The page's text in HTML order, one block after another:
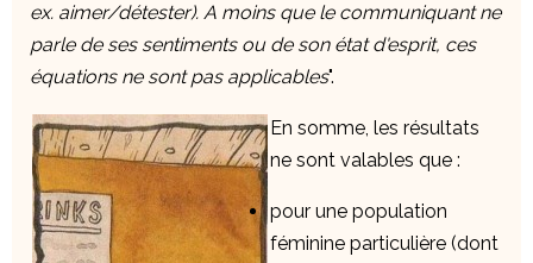
ex. aimer/détester). A moins que le communiquant ne
parle de ses sentiments ou de son état d'esprit, ces
équations ne sont pas applicables".
En somme, les résultats
ne sont valables que :
pour une population
féminine particulière (dont